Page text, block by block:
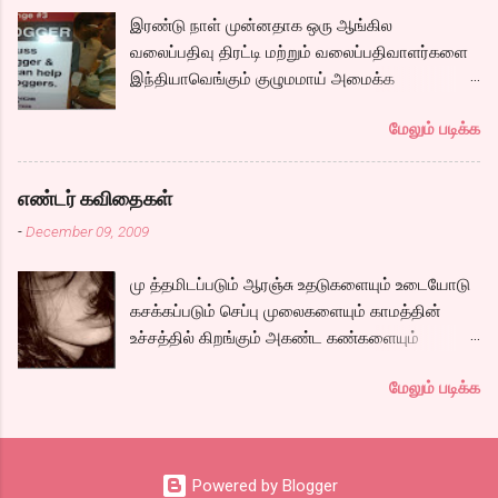
ஆறு போல ஓடுகிறது படம். பெரியதாய் கதை ஏதும்
நகராவிட்டாலும், ரீமாவின் அதிரடி கேரக்டரும்,
ஆண்ட்ரியாவின் அமைதியான கேரக்டரும்,
கார்த்தியின் அடாவடி, தடாலடி வெட்டி பேச்சு க...
இரண்டு நாள் முன்னதாக ஒரு ஆங்கில
வலைப்பதிவு திரட்டி மற்றும் வலைப்பதிவாளர்களை
இந்தியாவெங்கும் குழுமமாய் அமைக்க
பதிவர் சந்திப்புக்கு ஏற்பாடு செய்திருந்தது.
இவர்கள் வருடா வருடம் நடத்துவதுதான். இம்முறை
நிறைய தமிழ் வலைப்பூக்கள் நடத்துபவர்களும்
கலந்து கொண்டோம்.
மேலும் படிக்க
எண்டர் கவிதைகள்
-December 09, 2009
மு த்தமிடப்படும் ஆரஞ்சு உதடுகளையும் உடையோடு
கசக்கப்படும் செப்பு முலைகளையும் காமத்தின்
உச்சத்தில் கிறங்கும் அகண்ட கண்களையும்
நீண்ட பயணமாய் வருடிச் செல்லும் பாம்புத்
அணைப்பையும் வேறொருவன் ஆளப்போவதை
தாங்கமுடியாமல் சாகிறேனடி நான். கவிதை by
மேலும் படிக்க
Powered by Blogger